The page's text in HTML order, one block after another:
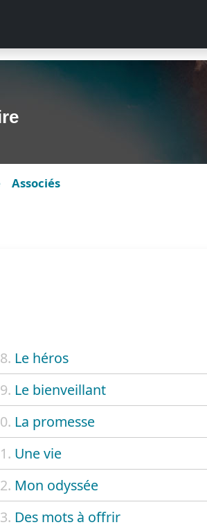
Associés
Le héros
Le bienveillant
La promesse
Une vie
Mon odyssée
Des mots à offrir